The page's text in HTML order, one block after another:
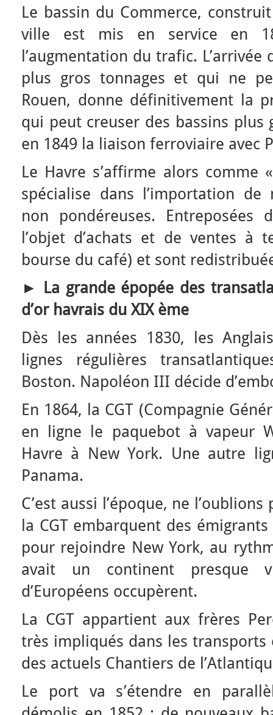
Le bassin du Commerce,
ville est mis en service en
l’augmentation du trafic.
plus gros tonnages et qui ne
Rouen, donne définitivement la
qui peut creuser des bassins
en 1849 la liaison ferroviaire avec
Le Havre s’affirme alors comme
spécialise dans l’importation de
non pondéreuses.
l’objet d’achats et de ventes à
bourse du café) et sont
► La grande épopée des
d’or havrais du XIX ème
Dès les années 1830, les
lignes régulières
Boston. Napoléon III décide
En 1864, la CGT (Compagnie
en ligne le paquebot à vapeur
Havre à New York. Une autre
Panama.
C’est aussi l’époque, ne
la CGT embarquent des
pour rejoindre New York, au
avait un continent presque
d’Européens occupèrent.
La CGT appartient aux frères
très impliqués dans les
des actuels Chantiers de
Le port va s’étendre en